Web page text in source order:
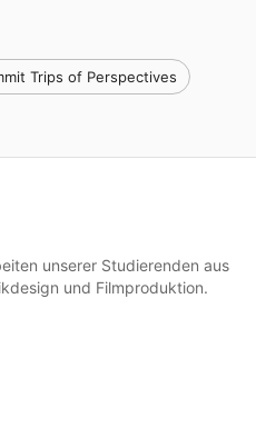
Trips of Perspectives
unserer Studierenden aus
und Filmproduktion.